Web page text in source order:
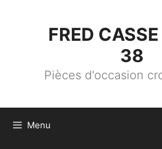
FRED
38
Pièces d'occasion
Menu